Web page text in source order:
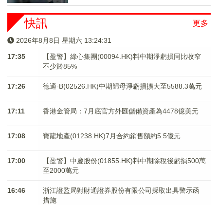
更多
快訊
2026年8月8日 星期六 13:24:32
17:35
【盈警】綠心集團(00094.HK)料中期淨虧損同比收窄
不少於85%
17:26 德適-B(02526.HK)中期歸母淨虧損擴大至5588.3萬元
17:11 香港金管局：7月底官方外匯儲備資產為4478億美元
17:08 寶龍地產(01238.HK)7月合約銷售額約5.5億元
17:00
【盈警】中慶股份(01855.HK)料中期除稅後虧損500萬
至2000萬元
16:46
浙江證監局對財通證券股份有限公司採取出具警示函
措施